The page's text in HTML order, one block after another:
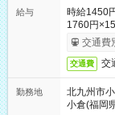
給与
時給1450
1760円
交通費
交通費 交
勤務地
北九州市
小倉(福岡